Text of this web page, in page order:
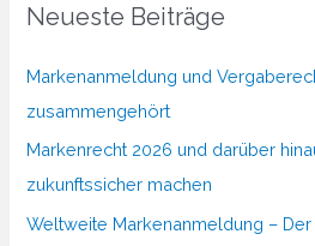
Neueste Beiträge
Markenanmeldung und
zusammengehört
Markenrecht 2026 und darüber
zukunftssicher machen
Weltweite Markenanmeldung –